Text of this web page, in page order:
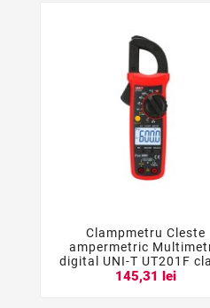
  
Clampmetru Cleste
ampermetric
digital UNI-T UT201F
145,31 lei